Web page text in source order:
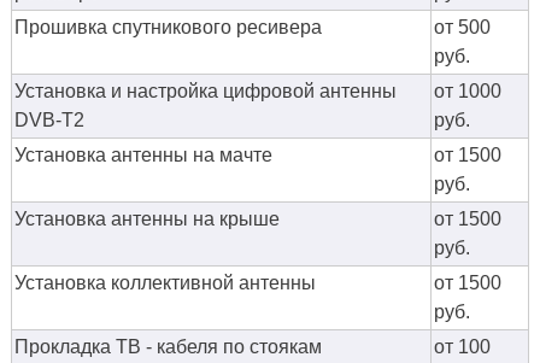
Прошивка спутникового ресивера
от 500
руб.
Установка и настройка цифровой антенны
DVB-T2
от 1000
руб.
Установка антенны на мачте
от 1500
руб.
Установка антенны на крыше
от 1500
руб.
Установка коллективной антенны
от 1500
руб.
Прокладка ТВ - кабеля по стоякам
от 100